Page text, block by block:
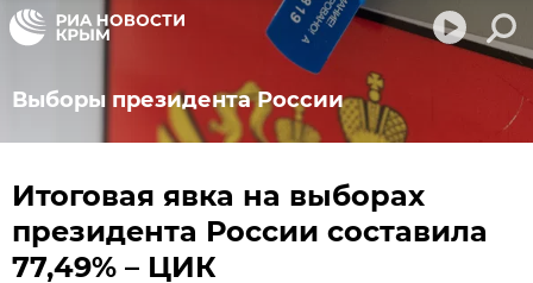
Выборы президента России
Итоговая явка на выборах
президента России составила
77,49% – ЦИК